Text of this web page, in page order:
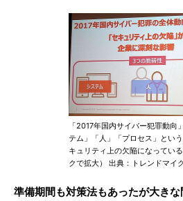
「2017年国内サイバー犯罪動向
テム」「人」「プロセス」とい
キュリティ上の欠陥になってい
クで拡大） 出典：トレンドマイ
準備期間も対策法もあったが大き